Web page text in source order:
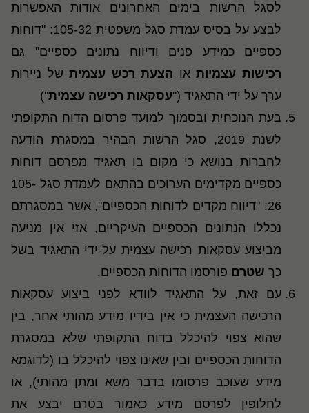
לסגל הרשות בימים האחרונים אודות האפשרות
לבצע על בסיס עמדת סגל משפטית 105-32: "דוחות
כספיים כמידע פנים ודיווח נתונים כספיים" גם
רכישות עצמיותאו הצעת רכש עצמיתשל ניירות
ערך על ידי התאגיד ("עסקאות רכישה עצמית")
בעת הנוכחית ובסמוך למועד פרסום הדוח התקופתי
לשנת 2019, סגל הרשות הבהיר במסגרת הודעה
לחברות בנושא כי מקום בו תאגיד מפרסם דוחות
כספיים מקדימים הערוכים בהתאם לעמדת סגל 105-
26: "דיווח מקדים לדוחות הכספיים", אשר במסגרתם
נכללו הנתונים הכספיים העיקריים, אזי אין מניעה
מביצוע עסקאות רכישה עצמית על-ידי התאגיד בשל
כך שטרם פורסמו הדוחות הכספיים.
עם זאת, על התאגיד לוודא לפני ביצוע עסקאות
הרכישה העצמית כי אין בידיו מידע מהותי אחר, בין
שהוא צפוי להיכלל בדוח התקופתי שלא במסגרת
הדוחות הכספיים ובין שאינו צפוי להיכלל בו (לדוגמא
מידע שעוכב פרסומו בדבר משא ומתן מהותי), או
לחלופין לפרסם מידע כאמור בטרם יבצע את